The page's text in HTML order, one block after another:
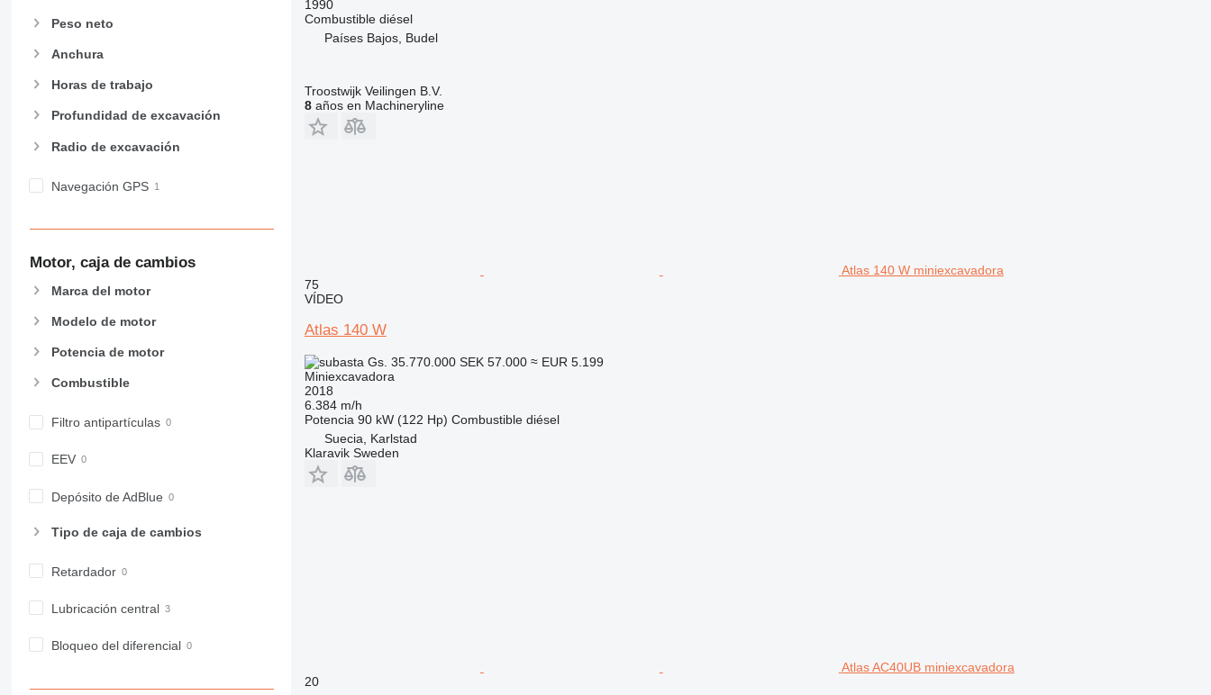
Peso neto
Anchura
Horas de trabajo
Profundidad de excavación
Radio de excavación
Navegación GPS
Motor, caja de cambios
Marca del motor
Modelo de motor
Potencia de motor
Combustible
Filtro antipartículas
EEV
Depósito de AdBlue
Tipo de caja de cambios
Retardador
Lubricación central
Bloqueo del diferencial
1990
Combustible diésel
Países Bajos, Budel
Troostwijk Veilingen B.V.
8años en Machineryline
Atlas 140 W miniexcavadora
75
VÍDEO
Atlas 140 W
Gs. 35.770.000 SEK 57.000 ≈ EUR 5.199
Miniexcavadora
2018
6.384 m/h
Potencia 90 kW (122 Hp) Combustible diésel
Suecia, Karlstad
Klaravik Sweden
Atlas AC40UB miniexcavadora
20